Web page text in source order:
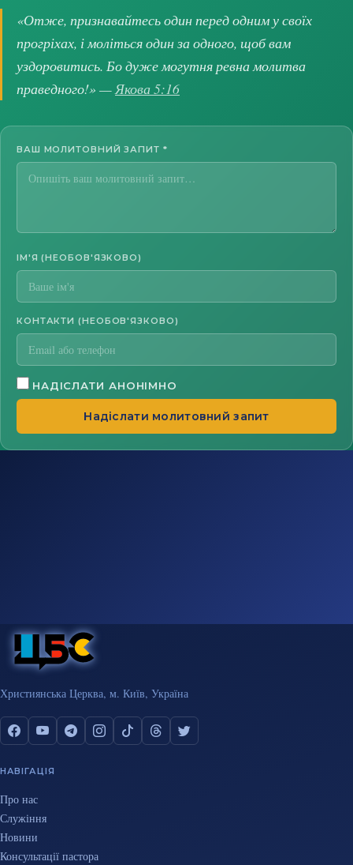
«Отже, признавайтесь один перед одним у своїх
прогріхах, і моліться один за одного, щоб вам
уздоровитись. Бо дуже могутня ревна молитва
праведного!» —Якова 5:16
ВАШ МОЛИТОВНИЙ ЗАПИТ *
ІМ'Я (НЕОБОВ'ЯЗКОВО)
КОНТАКТИ (НЕОБОВ'ЯЗКОВО)
НАДІСЛАТИ АНОНІМНО
Надіслати молитовний запит
Християнська Церква, м. Київ, Україна
НАВІГАЦІЯ
Про нас
Служіння
Новини
Консультації пастора